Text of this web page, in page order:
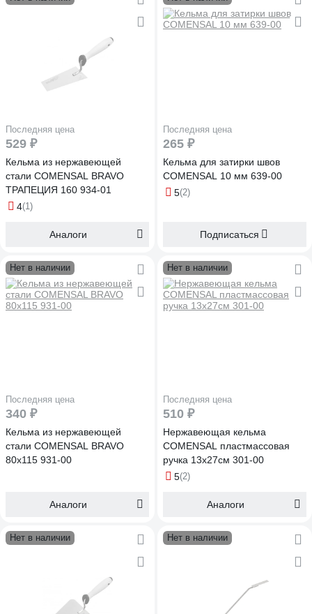
Последняя цена
529 ₽
Кельма из нержавеющей
стали COMENSAL BRAVO
ТРАПЕЦИЯ 160 934-01
4(1)
Аналоги
Последняя цена
265 ₽
Кельма для затирки швов
COMENSAL 10 мм 639-00
5(2)
Подписаться
Нет в наличии
Последняя цена
340 ₽
Кельма из нержавеющей
стали COMENSAL BRAVO
80х115 931-00
Аналоги
Нет в наличии
Последняя цена
510 ₽
Нержавеющая кельма
COMENSAL пластмассовая
ручка 13x27см 301-00
5(2)
Аналоги
Нет в наличии Нет в наличии